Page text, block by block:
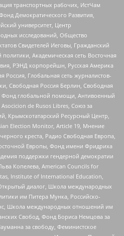
транспортных рабочих, ИстЧам
Демократического Развития,
университет, Центр
исследований, Общество
Свидетелей Иеговы, Гражданский
Академическая сеть Восточная
РЭНД корпорейшн, Русская Америка
Россия, Глобальная сеть журналистов-
Свободная Россия Берлин, Свободная
Фонд глобальной помощи, Антивоенный
de Rusos Libres, Союз за
Крымскотатарский Ресурсный Центр,
Election Monitor, Article 19, Мнение
креста, Радио Свободная Европа,
Европы, Фонд имени Фридриха
поддержки гендерной демократии
Копелева, American Councils for
Institute of International Education,
диалог, Школа международных
им Питера Мунка, Российско-
Школа международных отношений им
Свобод, Фонд Бориса Немцова за
за свободу, Феминистское